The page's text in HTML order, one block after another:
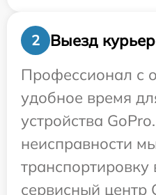
2
Выезд
Профессионал с
удобное время
устройства
неисправности
сервисный центр